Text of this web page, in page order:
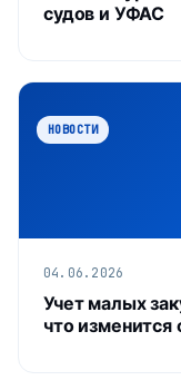
судов и УФАС
НОВОСТИ
04.06.2026
Учет малых
что